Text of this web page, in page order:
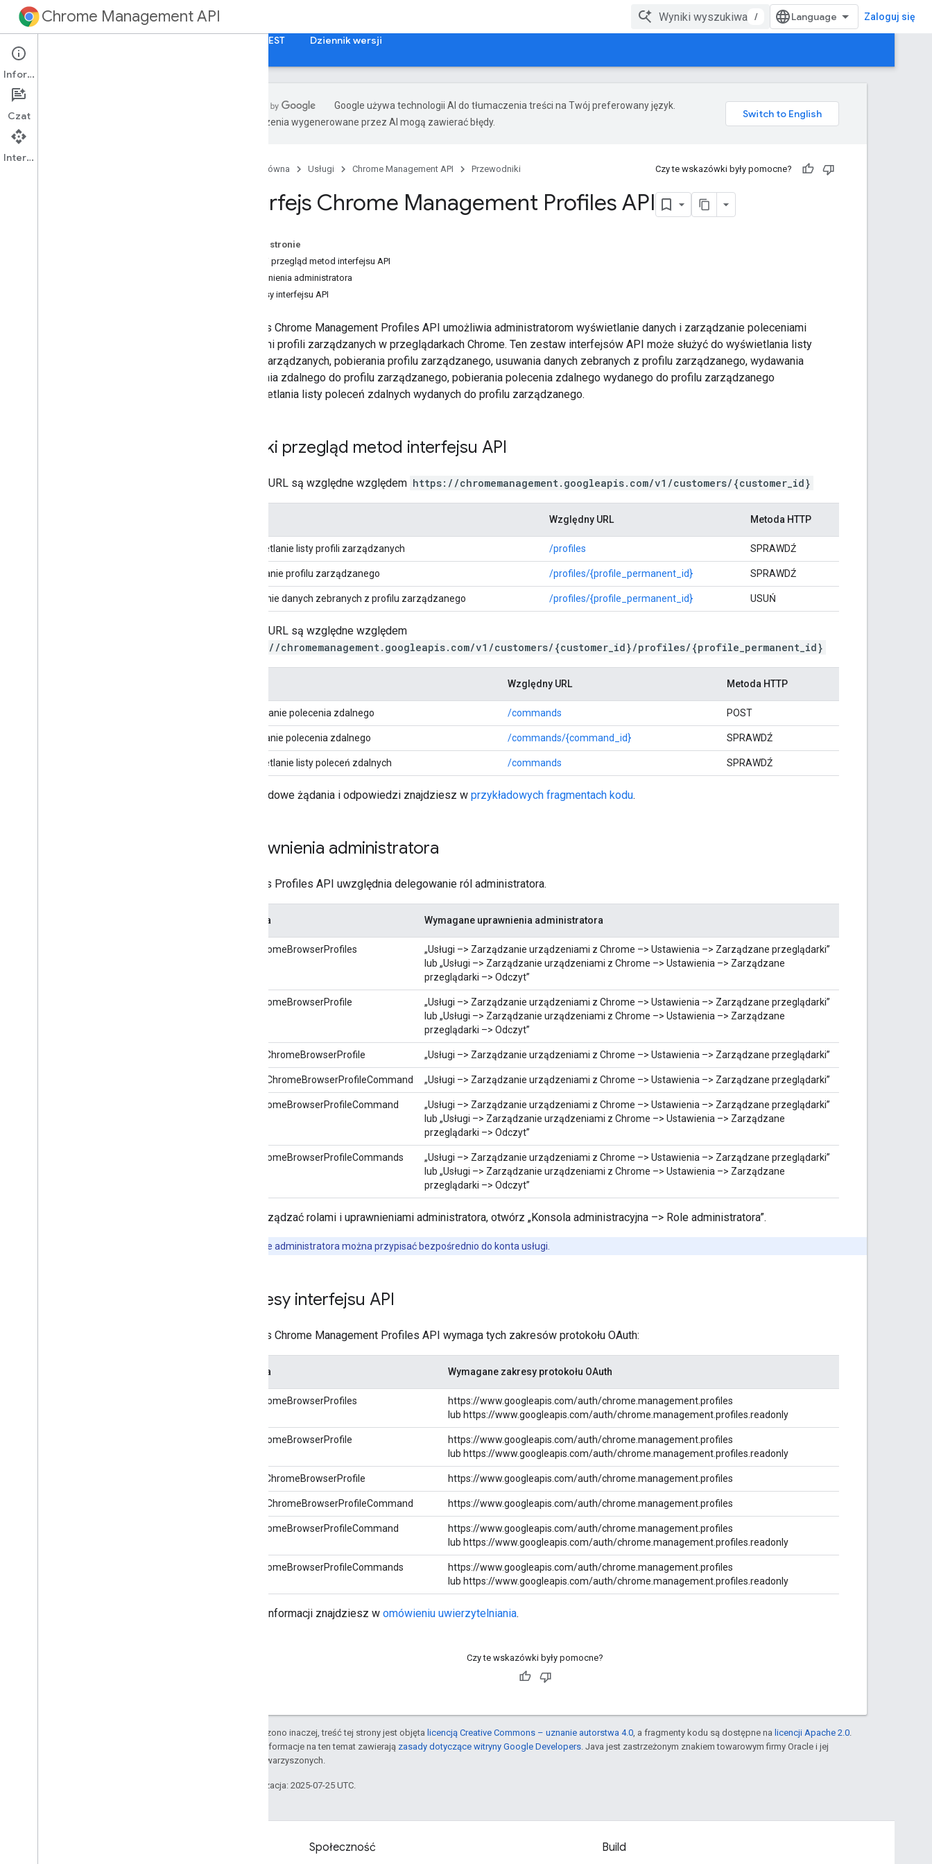
Chrome Management API / Zaloguj się
Dokumentacja REST Dziennik wersji
Rozpocznij
Google używa technologii AI do tłumaczenia treści na Twój preferowany język.
Tłumaczenia wygenerowane przez AI mogą zawierać błędy.
Strona główna Usługi Chrome Management API Przewodniki Czy te wskazówki były pomocne?
Interfejs Chrome Management Profiles API
Na tej stronie
Szybki przegląd metod interfejsu API
Uprawnienia administratora
Zakresy interfejsu API
Interfejs Chrome Management Profiles API umożliwia administratorom wyświetlanie danych i zarządzanie poleceniami
zdalnymi profili zarządzanych w przeglądarkach Chrome. Ten zestaw interfejsów API może służyć do wyświetlania listy
profili zarządzanych, pobierania profilu zarządzanego, usuwania danych zebranych z profilu zarządzanego, wydawania
polecenia zdalnego do profilu zarządzanego, pobierania polecenia zdalnego wydanego do profilu zarządzanego
i wyświetlania listy poleceń zdalnych wydanych do profilu zarządzanego.
Szybki przegląd metod interfejsu API
Adresy URL są względne względem https://chromemanagement.googleapis.com/v1/customers/{customer_id}
Względny URL Metoda HTTP
Wyświetlanie listy profili zarządzanych /profiles SPRAWDŹ
Pobieranie profilu zarządzanego /profiles/{profile_permanent_id} SPRAWDŹ
Usuwanie danych zebranych z profilu zarządzanego /profiles/{profile_permanent_id} USUŃ
Adresy URL są względne względem
https://chromemanagement.googleapis.com/v1/customers/{customer_id}/profiles/{profile_permanent_id}
Względny URL Metoda HTTP
Wydawanie polecenia zdalnego /commands POST
Pobieranie polecenia zdalnego /commands/{command_id} SPRAWDŹ
Wyświetlanie listy poleceń zdalnych /commands SPRAWDŹ
Przykładowe żądania i odpowiedzi znajdziesz w przykładowych fragmentach kodu.
Uprawnienia administratora
Interfejs Profiles API uwzględnia delegowanie ról administratora.
Metoda Wymagane uprawnienia administratora
ListChromeBrowserProfiles
„Usługi –> Zarządzanie urządzeniami z Chrome –> Ustawienia –> Zarządzane przeglądarki”
lub „Usługi –> Zarządzanie urządzeniami z Chrome –> Ustawienia –> Zarządzane
przeglądarki –> Odczyt”
GetChromeBrowserProfile
„Usługi –> Zarządzanie urządzeniami z Chrome –> Ustawienia –> Zarządzane przeglądarki”
lub „Usługi –> Zarządzanie urządzeniami z Chrome –> Ustawienia –> Zarządzane
przeglądarki –> Odczyt”
DeleteChromeBrowserProfile „Usługi –> Zarządzanie urządzeniami z Chrome –> Ustawienia –> Zarządzane przeglądarki”
CreateChromeBrowserProfileCommand „Usługi –> Zarządzanie urządzeniami z Chrome –> Ustawienia –> Zarządzane przeglądarki”
GetChromeBrowserProfileCommand
„Usługi –> Zarządzanie urządzeniami z Chrome –> Ustawienia –> Zarządzane przeglądarki”
lub „Usługi –> Zarządzanie urządzeniami z Chrome –> Ustawienia –> Zarządzane
przeglądarki –> Odczyt”
ListChromeBrowserProfileCommands
„Usługi –> Zarządzanie urządzeniami z Chrome –> Ustawienia –> Zarządzane przeglądarki”
lub „Usługi –> Zarządzanie urządzeniami z Chrome –> Ustawienia –> Zarządzane
przeglądarki –> Odczyt”
Aby zarządzać rolami i uprawnieniami administratora, otwórz „Konsola administracyjna –> Role administratora”.
role administratora można przypisać bezpośrednio do konta usługi.
Zakresy interfejsu API
Interfejs Chrome Management Profiles API wymaga tych zakresów protokołu OAuth:
Metoda Wymagane zakresy protokołu OAuth
ListChromeBrowserProfiles
https://www.googleapis.com/auth/chrome.management.profiles
lub https://www.googleapis.com/auth/chrome.management.profiles.readonly
GetChromeBrowserProfile
https://www.googleapis.com/auth/chrome.management.profiles
lub https://www.googleapis.com/auth/chrome.management.profiles.readonly
DeleteChromeBrowserProfile https://www.googleapis.com/auth/chrome.management.profiles
CreateChromeBrowserProfileCommand https://www.googleapis.com/auth/chrome.management.profiles
GetChromeBrowserProfileCommand
https://www.googleapis.com/auth/chrome.management.profiles
lub https://www.googleapis.com/auth/chrome.management.profiles.readonly
ListChromeBrowserProfileCommands
https://www.googleapis.com/auth/chrome.management.profiles
lub https://www.googleapis.com/auth/chrome.management.profiles.readonly
Więcej informacji znajdziesz w omówieniu uwierzytelniania.
Czy te wskazówki były pomocne?
O ile nie stwierdzono inaczej, treść tej strony jest objęta licencją Creative Commons – uznanie autorstwa 4.0 , a fragmenty kodu są dostępne na licencji Apache 2.0
Szczegółowe informacje na ten temat zawierają zasady dotyczące witryny Google Developers . Java jest zastrzeżonym znakiem towarowym firmy Oracle i jej
podmiotów stowarzyszonych.
Ostatnia aktualizacja: 2025-07-25 UTC.
Społeczność Build
Informacje
Czat
Interfejs API